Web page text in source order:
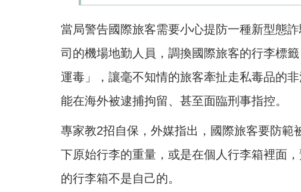
當局警告國際旅客需要小心提防一種新型態
司的機場地勤人員，調換國際旅客的行李標
運毒」，讓毫不知情的旅客牽扯走私毒品的
能在海外被逮捕拘留、甚至面臨刑事指控。
專家教2招自保，外媒指出，國際旅客要防範
下原始行李的重量，或是在個人行李箱裡面
的行李箱不是自己的。